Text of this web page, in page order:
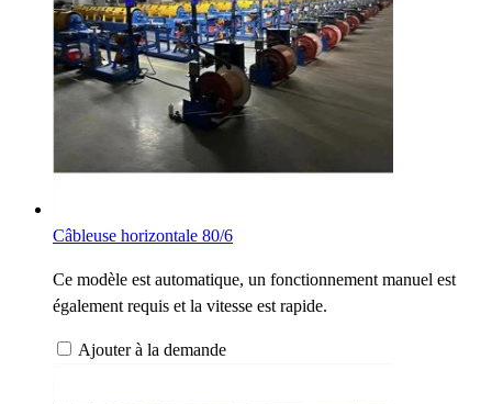
Câbleuse horizontale 80/6
Ce modèle est automatique, un fonctionnement manuel est
également requis et la vitesse est rapide.
Ajouter à la demande